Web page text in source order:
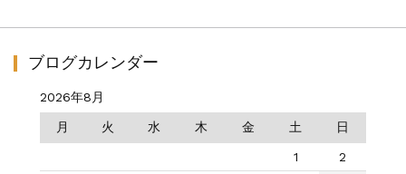
ブログカレンダー
2026年8月
月 火 水 木 金 土 日
1
2